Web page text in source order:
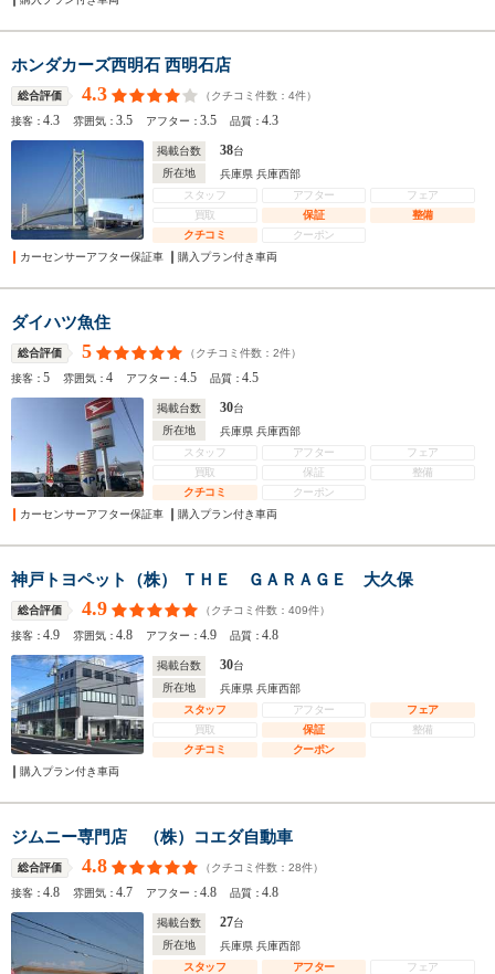
ホンダカーズ西明石 西明石店
総合評価 4.3 （クチコミ件数： 4件）
接客：4.3 雰囲気：3.5 アフター：3.5 品質：4.3
掲載台数 38台
所在地
兵庫県 兵庫西部
スタッフ
アフター
フェア
買取
保証
整備
クチコミ
クーポン
カーセンサーアフター保証車
購入プラン付き車両
ダイハツ魚住
総合評価 5 （クチコミ件数： 2件）
接客：5 雰囲気：4 アフター：4.5 品質：4.5
掲載台数 30台
所在地
兵庫県 兵庫西部
スタッフ
アフター
フェア
買取
保証
整備
クチコミ
クーポン
カーセンサーアフター保証車
購入プラン付き車両
神戸トヨペット（株） ＴＨＥ ＧＡＲＡＧＥ 大久保
総合評価 4.9 （クチコミ件数： 409件）
接客：4.9 雰囲気：4.8 アフター：4.9 品質：4.8
掲載台数 30台
所在地
兵庫県 兵庫西部
スタッフ
アフター
フェア
買取
保証
整備
クチコミ
クーポン
購入プラン付き車両
ジムニー専門店 （株）コエダ自動車
総合評価 4.8 （クチコミ件数： 28件）
接客：4.8 雰囲気：4.7 アフター：4.8 品質：4.8
掲載台数 27台
所在地
兵庫県 兵庫西部
スタッフ
アフター
フェア